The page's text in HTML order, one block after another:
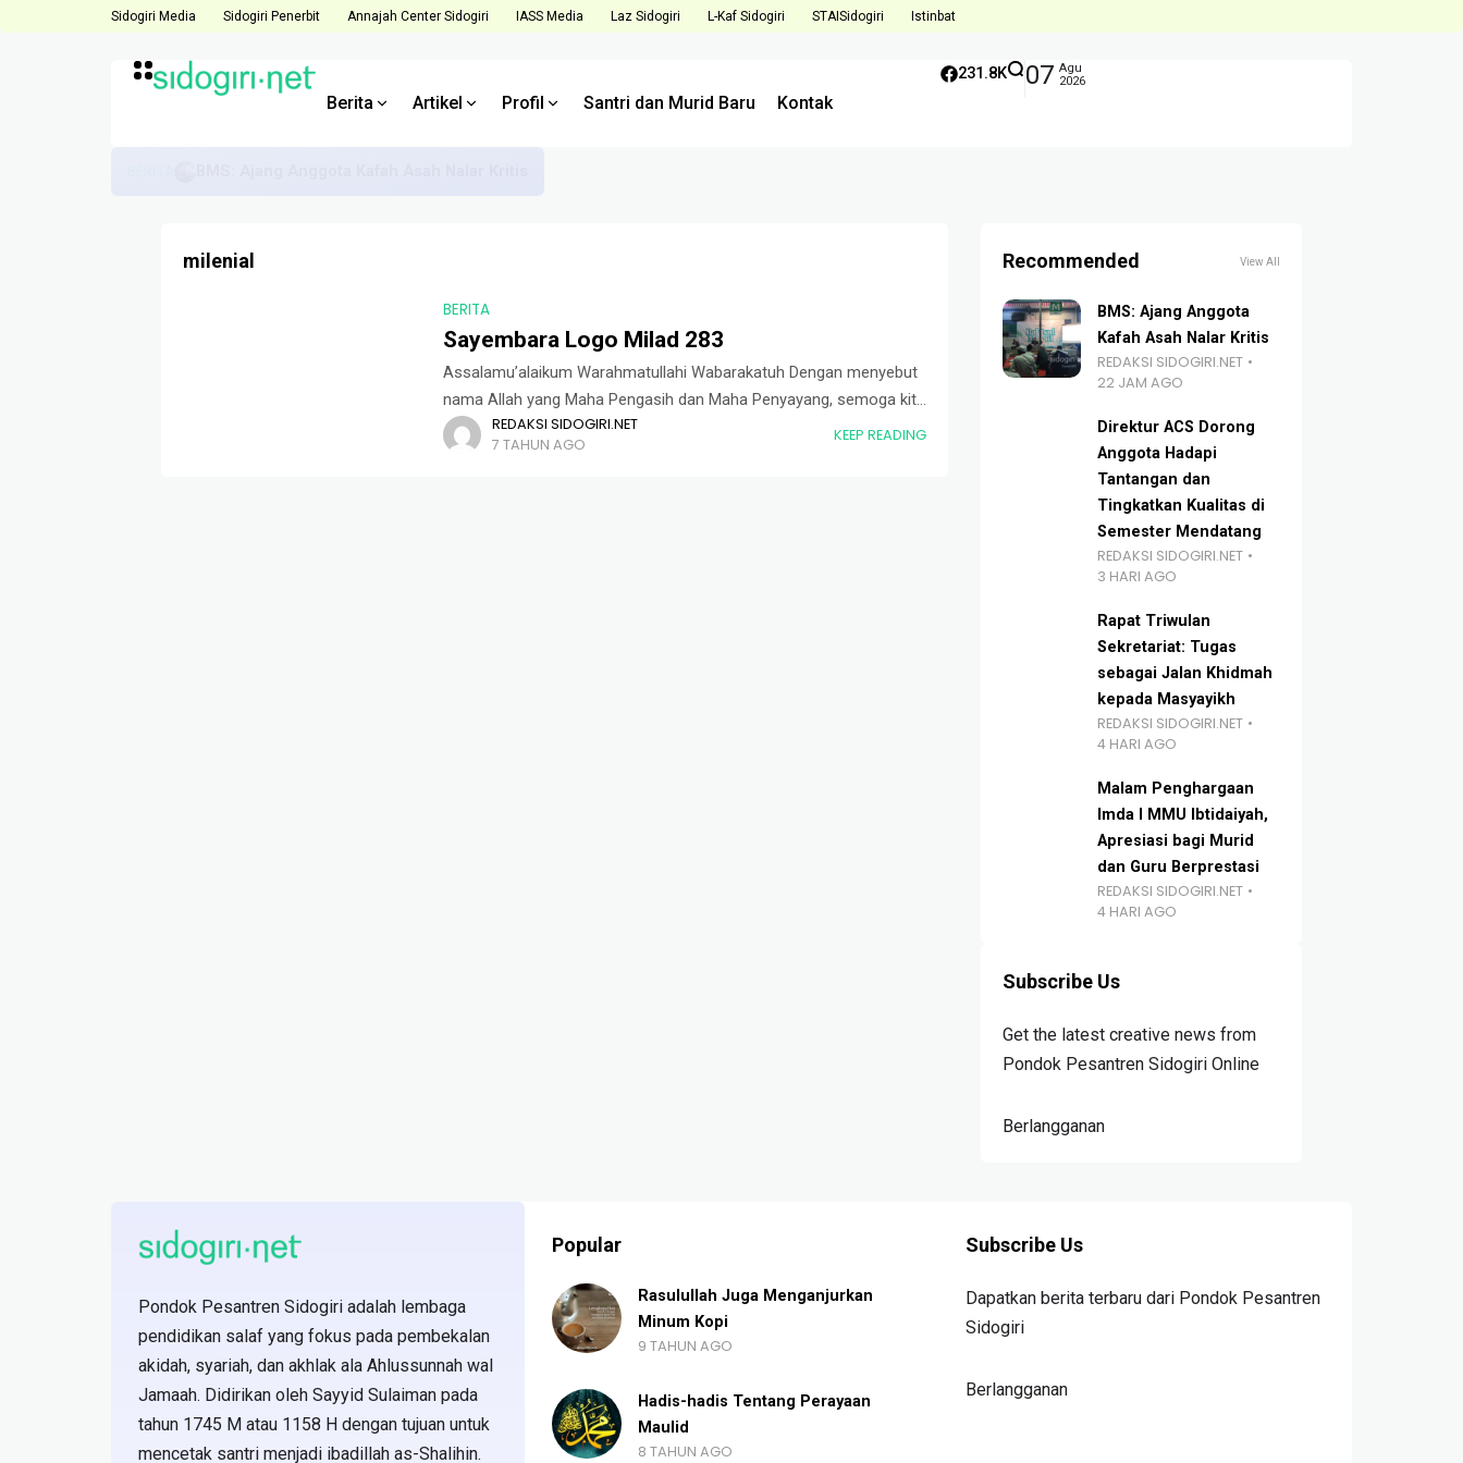
Sidogiri Media Sidogiri Penerbit Annajah Center Sidogiri IASS Media Laz Sidogiri L-Kaf Sidogiri STAISidogiri Istinbat
Berita Artikel Profil Santri dan Murid Baru Kontak
231.8K 07 Agu
2026
milenial
BERITA
Sayembara Logo Milad 283
Assalamu’alaikum Warahmatullahi Wabarakatuh Dengan menyebut
nama Allah yang Maha Pengasih dan Maha Penyayang, semoga kita
tetap dalam lindungan-Nya, amin. Merujuk hasil keputusan Panitia
Peringatan Milad Pondok Pesantren Sidogiri 283 Tahun
REDAKSI SIDOGIRI.NET
7 TAHUN AGO
KEEP READING
Recommended View All
BMS: Ajang Anggota
Kafah Asah Nalar Kritis
REDAKSI SIDOGIRI.NET
22 JAM AGO
Direktur ACS Dorong
Anggota Hadapi
Tantangan dan
Tingkatkan Kualitas di
Semester Mendatang
REDAKSI SIDOGIRI.NET
3 HARI AGO
Rapat Triwulan
Sekretariat: Tugas
sebagai Jalan Khidmah
kepada Masyayikh
REDAKSI SIDOGIRI.NET
4 HARI AGO
Malam Penghargaan
Imda I MMU Ibtidaiyah,
Apresiasi bagi Murid
dan Guru Berprestasi
REDAKSI SIDOGIRI.NET
4 HARI AGO
Subscribe Us
Get the latest creative news from
Pondok Pesantren Sidogiri Online
Berlangganan
Pondok Pesantren Sidogiri adalah lembaga
pendidikan salaf yang fokus pada pembekalan
akidah, syariah, dan akhlak ala Ahlussunnah wal
Jamaah. Didirikan oleh Sayyid Sulaiman pada
tahun 1745 M atau 1158 H dengan tujuan untuk
mencetak santri menjadi ibadillah as-Shalihin.
Popular
Rasulullah Juga Menganjurkan
Minum Kopi
9 TAHUN AGO
Hadis-hadis Tentang Perayaan
Maulid
8 TAHUN AGO
Subscribe Us
Dapatkan berita terbaru dari Pondok Pesantren
Sidogiri
Berlangganan